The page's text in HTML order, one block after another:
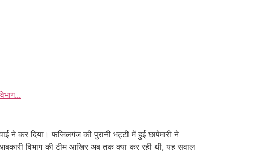
ने कर दिया। फजिलगंज की पुरानी भट्टी में हुई छापेमारी ने
विभाग की टीम आखिर अब तक क्या कर रही थी, यह सवाल